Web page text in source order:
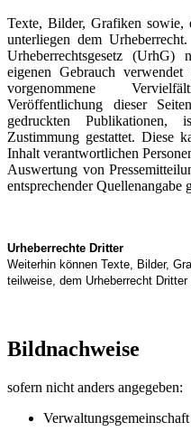
Texte, Bilder, Grafiken sowie,
unterliegen dem
Urheberrechtsgesetz
eigenen Gebrauch
vorgenommene
Veröffentlichung dieser
gedruckten
Zustimmung gestattet. Diese
Inhalt verantwortlichen
Auswertung von
entsprechender Quellenangabe
Urheberrechte Dritter
Weiterhin können Texte, Bilder,
teilweise, dem Urheberrecht Dritter
Bildnachweise
sofern nicht anders angegeben: